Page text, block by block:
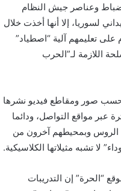
وعناصر جيش النظام
لسوريا، إلا أنها أخذت خلال
على تعليمهم آلية “اصطياد”
اللازمة لـ”الحرب
بحسب صور ومقاطع فيديو نشرها
عبر مواقع التواصل، ودائما
الروس وبمحيطهم آخرون من
لا تشبه مثيلاتها الكلاسيكية.
“الحرة” إن التدريبات